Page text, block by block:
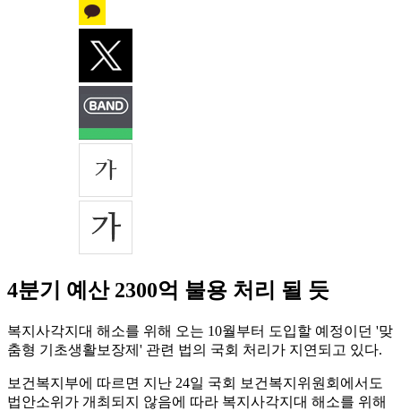
4분기 예산 2300억 불용 처리 될 듯
복지사각지대 해소를 위해 오는 10월부터 도입할 예정이던 '맞
춤형 기초생활보장제' 관련 법의 국회 처리가 지연되고 있다.
보건복지부에 따르면 지난 24일 국회 보건복지위원회에서도
법안소위가 개최되지 않음에 따라 복지사각지대 해소를 위해